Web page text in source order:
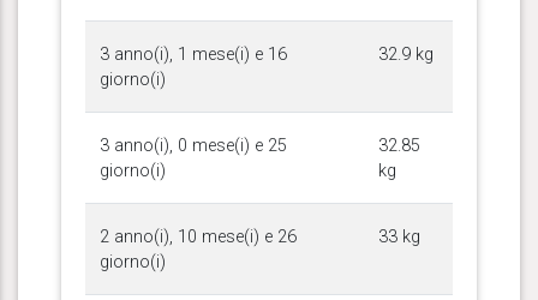
3 anno(i), 1 mese(i) e 16
giorno(i)
32.9 kg
3 anno(i), 0 mese(i) e 25
giorno(i)
32.85
kg
2 anno(i), 10 mese(i) e 26
giorno(i)
33 kg